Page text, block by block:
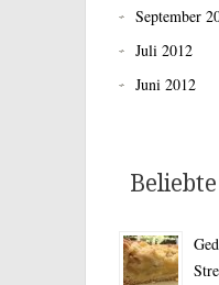
September
Juli 2012
Juni 2012